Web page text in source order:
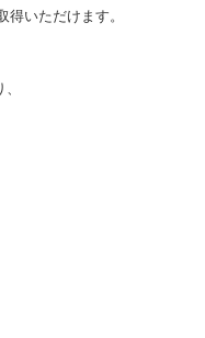
いただけます。